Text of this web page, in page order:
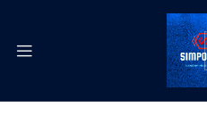
Despachos express a todo
Inicio
Porta Aguja Mayo Curva